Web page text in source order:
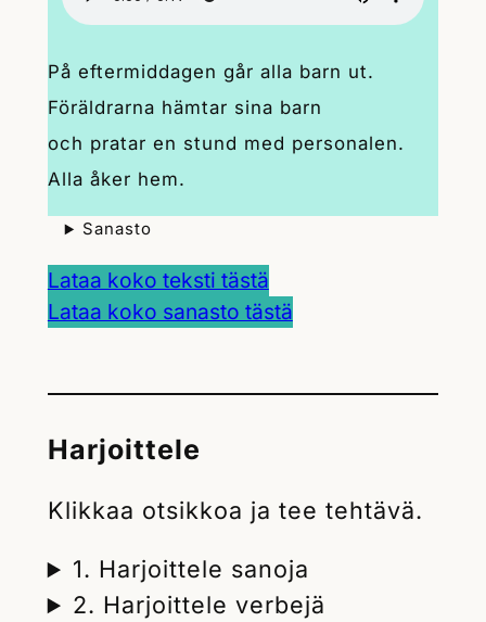
På eftermiddagen går alla barn ut.
Föräldrarna hämtar sina barn
och pratar en stund med personalen.
Alla åker hem.
Sanasto
Lataa koko teksti tästä
Lataa koko sanasto tästä
Harjoittele
Klikkaa otsikkoa ja tee tehtävä.
1. Harjoittele sanoja
2. Harjoittele verbejä